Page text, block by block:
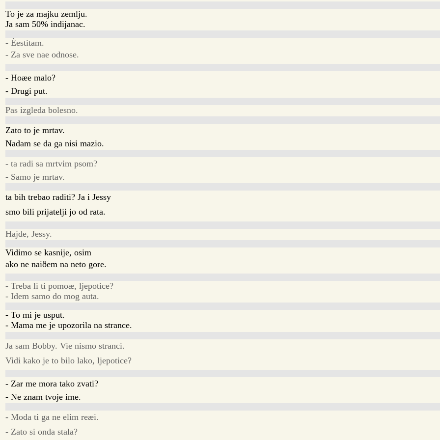
To je za majku zemlju.
Ja sam 50% indijanac.
- Èestitam.
- Za sve nae odnose.
- Hoæe malo?
- Drugi put.
Pas izgleda bolesno.
Zato to je mrtav.
Nadam se da ga nisi mazio.
- ta radi sa mrtvim psom?
- Samo je mrtav.
ta bih trebao raditi? Ja i Jessy
smo bili prijatelji jo od rata.
Hajde, Jessy.
Vidimo se kasnije, osim
ako ne naiðem na neto gore.
- Treba li ti pomoæ, ljepotice?
- Idem samo do mog auta.
- To mi je usput.
- Mama me je upozorila na strance.
Ja sam Bobby. Vie nismo stranci.
Vidi kako je to bilo lako, ljepotice?
- Zar me mora tako zvati?
- Ne znam tvoje ime.
- Moda ti ga ne elim reæi.
- Zato si onda stala?